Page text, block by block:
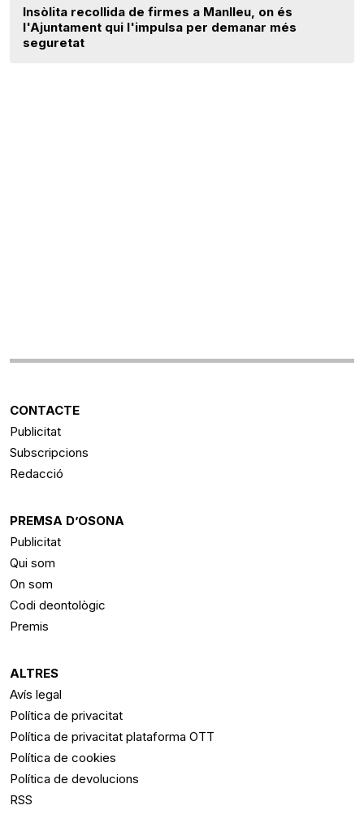
Insòlita recollida de firmes a Manlleu, on és
l'Ajuntament qui l'impulsa per demanar més
seguretat
CONTACTE
Publicitat
Subscripcions
Redacció
PREMSA D’OSONA
Publicitat
Qui som
On som
Codi deontològic
Premis
ALTRES
Avís legal
Política de privacitat
Política de privacitat plataforma OTT
Política de cookies
Política de devolucions
RSS